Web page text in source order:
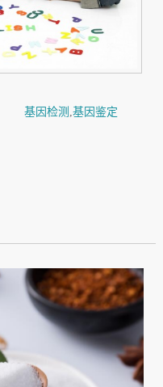
基因检测 ,基因鉴定